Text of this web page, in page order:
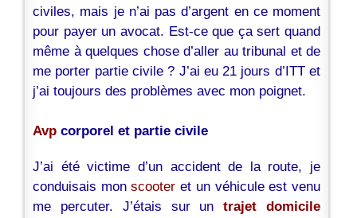
civiles, mais je n’ai pas d’argent en ce moment
pour payer un avocat. Est-ce que ça sert quand
même à quelques chose d’aller au tribunal et de
me porter partie civile ? J’ai eu 21 jours d’ITT et
j’ai toujours des problèmes avec mon poignet.
Avp corporel et partie civile
J’ai été victime d’un accident de la route, je
conduisais monscooter et un véhicule est venu
me percuter. J’étais sur un trajet domicile